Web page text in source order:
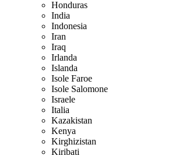
Honduras
India
Indonesia
Iran
Iraq
Irlanda
Islanda
Isole Faroe
Isole Salomone
Israele
Italia
Kazakistan
Kenya
Kirghizistan
Kiribati